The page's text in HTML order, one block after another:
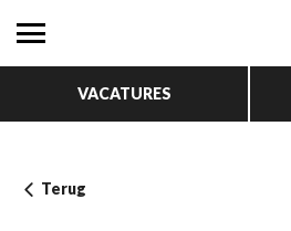
VACATURES
Terug